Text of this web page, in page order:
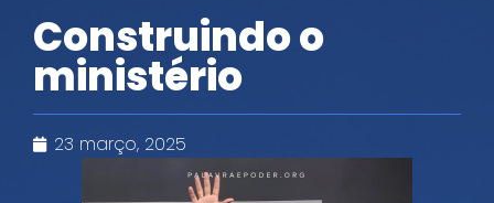
Construindo o
ministério
23 março, 2025